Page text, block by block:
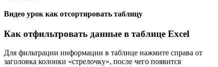
Видео урок как отсортировать таблицу
Как отфильтровать данные в таблице Excel
Для фильтрации информации в таблице нажмите справа от
заголовка колонки «стрелочку», после чего появится